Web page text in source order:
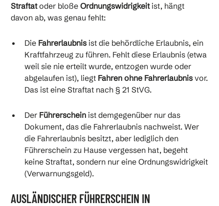
Straftatoder bloßeOrdnungswidrigkeitist, hängt
davon ab, was genau fehlt:
Die Fahrerlaubnis ist die behördliche Erlaubnis, ein
Kraftfahrzeug zu führen. Fehlt diese Erlaubnis (etwa
weil sie nie erteilt wurde, entzogen wurde oder
abgelaufen ist), liegt Fahren ohne Fahrerlaubnis vor.
Das ist eine Straftat nach § 21 StVG.
Der Führerschein ist demgegenüber nur das
Dokument, das die Fahrerlaubnis nachweist. Wer
die Fahrerlaubnis besitzt, aber lediglich den
Führerschein zu Hause vergessen hat, begeht
keine Straftat, sondern nur eine Ordnungswidrigkeit
(Verwarnungsgeld).
AUSLÄNDISCHER FÜHRERSCHEIN IN